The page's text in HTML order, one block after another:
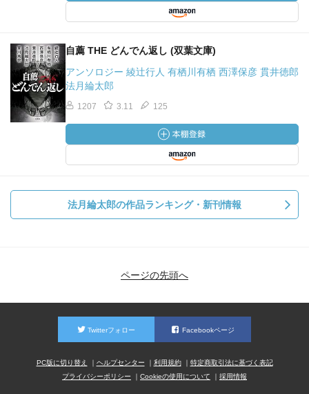
自薦 THE どんでん返し (双葉文庫)
アンソロジー 綾辻行人 有栖川有栖 西澤保彦 貫井徳郎
法月綸太郎
1207 3.11 125
法月綸太郎の作品ランキング・新刊情報
ページの先頭へ
Twitterフォロー Facebookページ
PC版に切り替え ヘルプセンター 利用規約
特定商取引法に基づく表記
プライバシーポリシー
Cookieの使用について 採用情報